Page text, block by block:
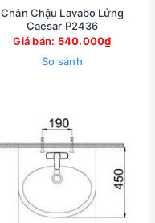
Chân Chậu Lavabo Lửng
Caesar P2436
Giá bán: 540.000₫
So sánh